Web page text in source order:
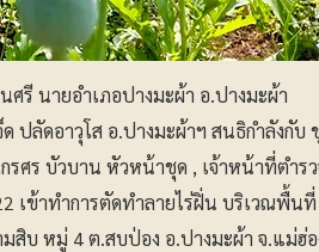
รี นายอำเภอปางมะผ้า อ.ปางมะผ้า
ปลัดอาวุโส อ.ปางมะผ้าฯ สนธิกำลังกับ
ศร บัวบาน หัวหน้าชุด , เจ้าหน้าที่ตำร
เข้าทำการตัดทำลายไร่ฝิ่น บริเวณพื้นที่
สิบ หมู่ 4 ต.สบป่อง อ.ปางมะผ้า จ.แม่ฮ่